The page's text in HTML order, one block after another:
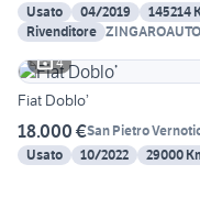
Usato
04/2019 145214
Rivenditore
4
Fiat Doblo’
18.000 €San Pietro
Usato
10/2022 29000